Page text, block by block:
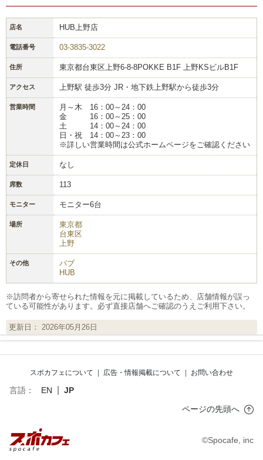
店名 HUB上野店
電話番号 03-3835-3022
住所 東京都台東区上野6-8-8POKKE B1F 上野KSビルB1F
アクセス 上野駅 徒歩3分 JR・地下鉄上野駅から徒歩3分
営業時間
月～木 16：00～24：00
金 16：00～25：00
土 14：00～24：00
日・祝 14：00～23：00
※詳しい営業時間は公式ホームページをご確認ください
定休日 なし
席数 113
モニター モニター6台
場所
東京都
台東区
上野
その他
パブ
HUB
※訪問者から寄せられた情報を元に掲載しているため、店舗情報が誤っ
ている可能性があります。必ず直接店舗へご確認のうえご利用下さい。
更新日： 2026年05月26日
スポカフェについて | 広告・情報掲載について | お問い合わせ
言語： EN
JP
ページの先頭へ
©Spocafe, inc